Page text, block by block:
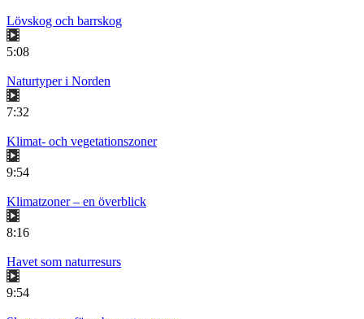
Lövskog och barrskog
5:08
Naturtyper i Norden
7:32
Klimat- och vegetationszoner
9:54
Klimatzoner – en överblick
8:16
Havet som naturresurs
9:54